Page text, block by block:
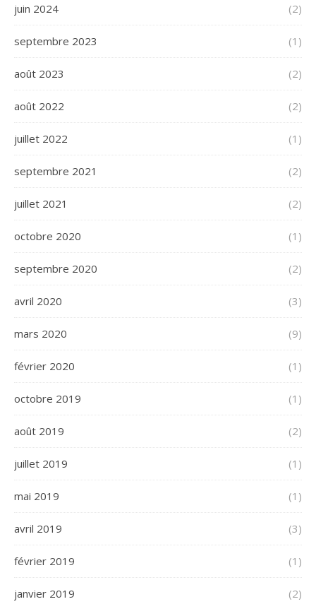
juin 2024 (2)
septembre 2023 (1)
août 2023 (2)
août 2022 (2)
juillet 2022 (1)
septembre 2021 (2)
juillet 2021 (2)
octobre 2020 (1)
septembre 2020 (2)
avril 2020 (3)
mars 2020 (9)
février 2020 (1)
octobre 2019 (1)
août 2019 (2)
juillet 2019 (1)
mai 2019 (1)
avril 2019 (3)
février 2019 (1)
janvier 2019 (2)